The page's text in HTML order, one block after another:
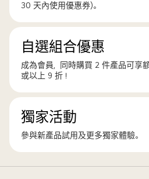
30 天內使用優惠券)。
自選組合優惠
成為會員，同時購買 2 件產品可享
或以上 9 折！
獨家活動
參與新產品試用及更多獨家體驗。